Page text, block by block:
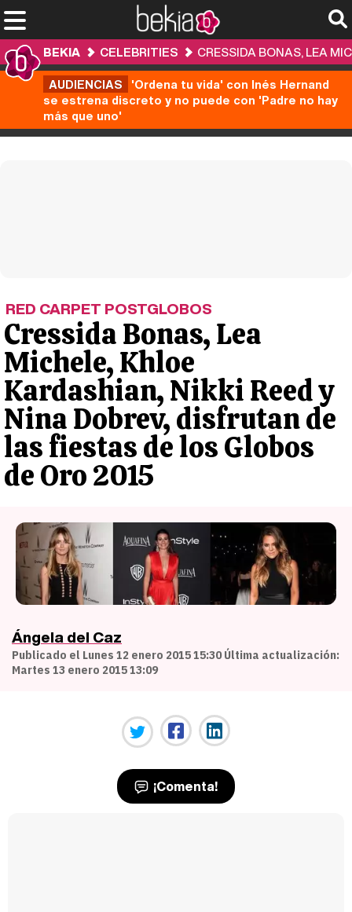
BEKIA CELEBRITIES
CRESSIDA BONAS, LEA
AUDIENCIAS 'Ordena tu vida' con Inés Hernand
se estrena discreto y no puede con 'Padre no hay
más que uno'
RED CARPET POSTGLOBOS
Cressida Bonas, Lea
Michele, Khloe
Kardashian, Nikki Reed y
Nina Dobrev, disfrutan de
las fiestas de los Globos
de Oro 2015
Ángela del Caz
Publicado el Lunes 12 enero 2015 15:30 Última actualización:
Martes 13 enero 2015 13:09
¡Comenta!